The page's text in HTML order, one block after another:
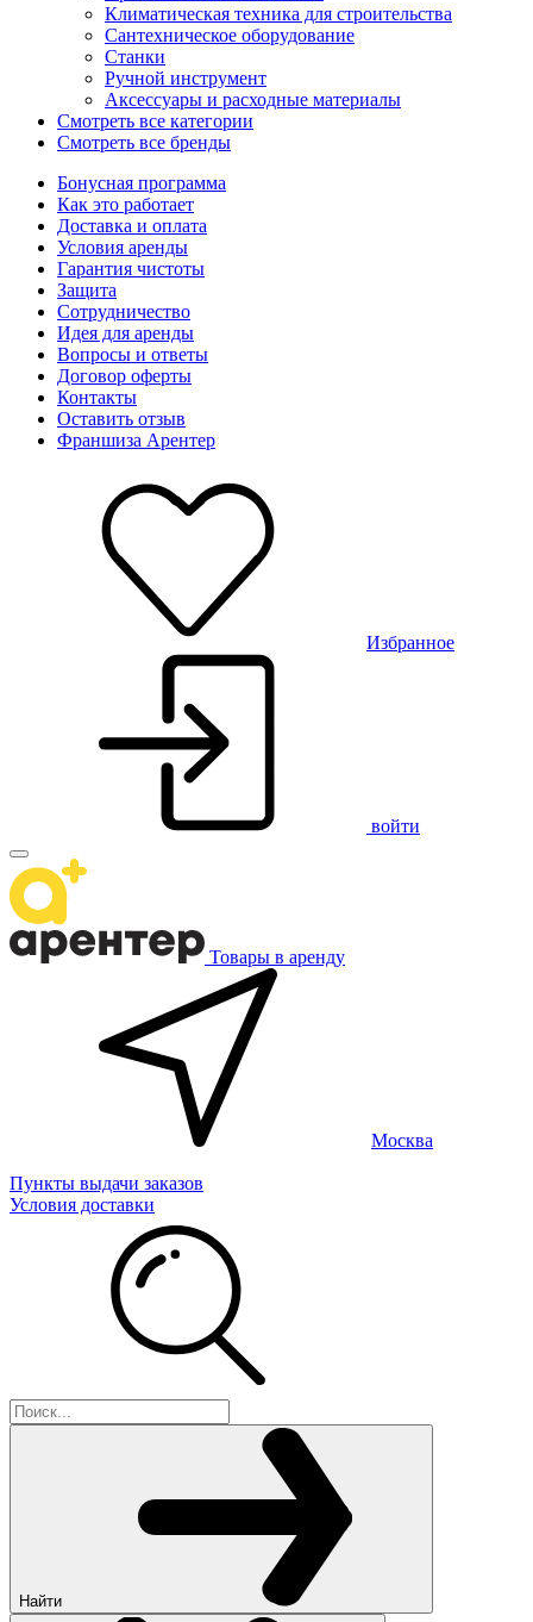
Климатическая техника для строительства
Сантехническое оборудование
Станки
Ручной инструмент
Аксессуары и расходные материалы
Смотреть все категории
Смотреть все бренды
Бонусная программа
Как это работает
Доставка и оплата
Условия аренды
Гарантия чистоты
Защита
Сотрудничество
Идея для аренды
Вопросы и ответы
Договор оферты
Контакты
Оставить отзыв
Франшиза Арентер
Избранное
войти
Товары в аренду
Москва
Пункты выдачи заказов
Условия доставки
Найти